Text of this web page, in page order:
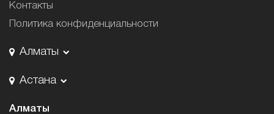
Контакты
Политика конфиденциальности
Алматы
Астана
Алматы